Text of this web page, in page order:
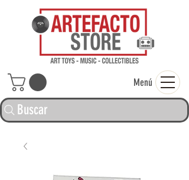
Buscar
Menú